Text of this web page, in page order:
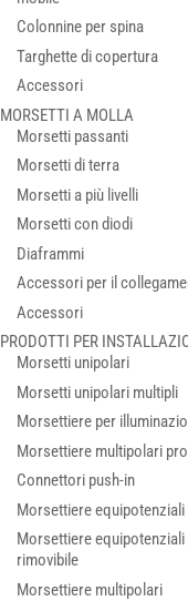
Colonnine per spina
Targhette di copertura
Accessori
MORSETTI A MOLLA
Morsetti passanti
Morsetti di terra
Morsetti a più livelli
Morsetti con diodi
Diaframmi
Accessori per il
Accessori
PRODOTTI PER
Morsetti unipolari
Morsetti unipolari multipli
Morsettiere per
Morsettiere multipolari
Connettori push-in
Morsettiere equipotenziali
Morsettiere
rimovibile
Morsettiere multipolari